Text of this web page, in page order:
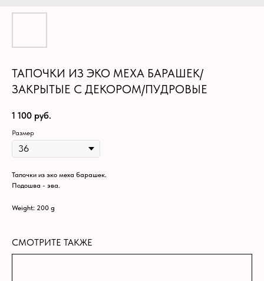
ТАПОЧКИ ИЗ ЭКО МЕХА БАРАШЕК/
ЗАКРЫТЫЕ С ДЕКОРОМ/ПУДРОВЫЕ
1 100 руб.
Размер
Тапочки из эко меха барашек.
Подошва - эва.
Weight: 200 g
СМОТРИТЕ ТАКЖЕ